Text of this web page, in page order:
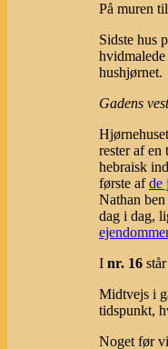
På muren til
Sidste hus
hushjørnet.
Gadens
rester af en
hebraisk
første afde
Nathan
dag i dag,
I nr. 16
Midtvejs i
tidspunkt,
Noget før